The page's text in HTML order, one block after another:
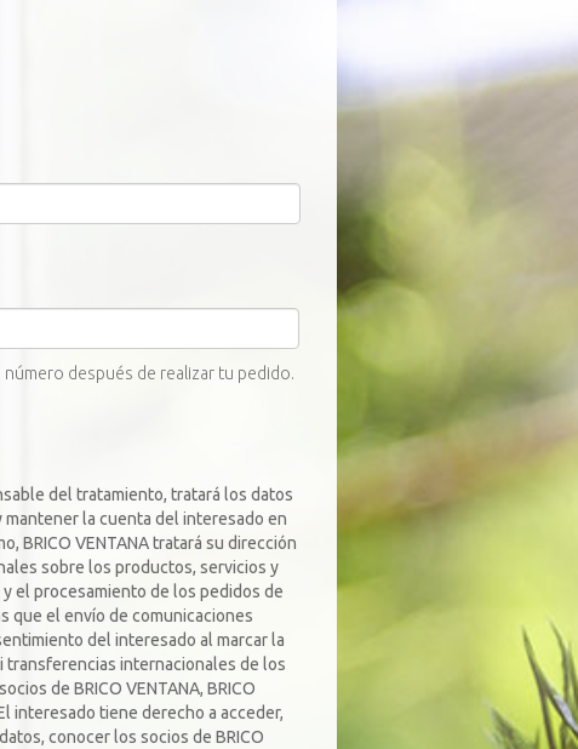
después de realizar tu pedido.
del tratamiento, tratará los datos
la cuenta del interesado en
BRICO VENTANA tratará su dirección
sobre los productos, servicios y
el procesamiento de los pedidos de
que el envío de comunicaciones
del interesado al marcar la
transferencias internacionales de los
de BRICO VENTANA, BRICO
interesado tiene derecho a acceder,
conocer los socios de BRICO